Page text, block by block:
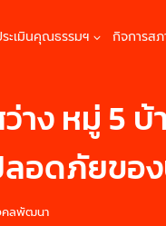
ะเมินคุณธรรมฯ กิจการสภ
ง หมู่ 5 บ้
ลอดภัยขอ
คลพัฒนา